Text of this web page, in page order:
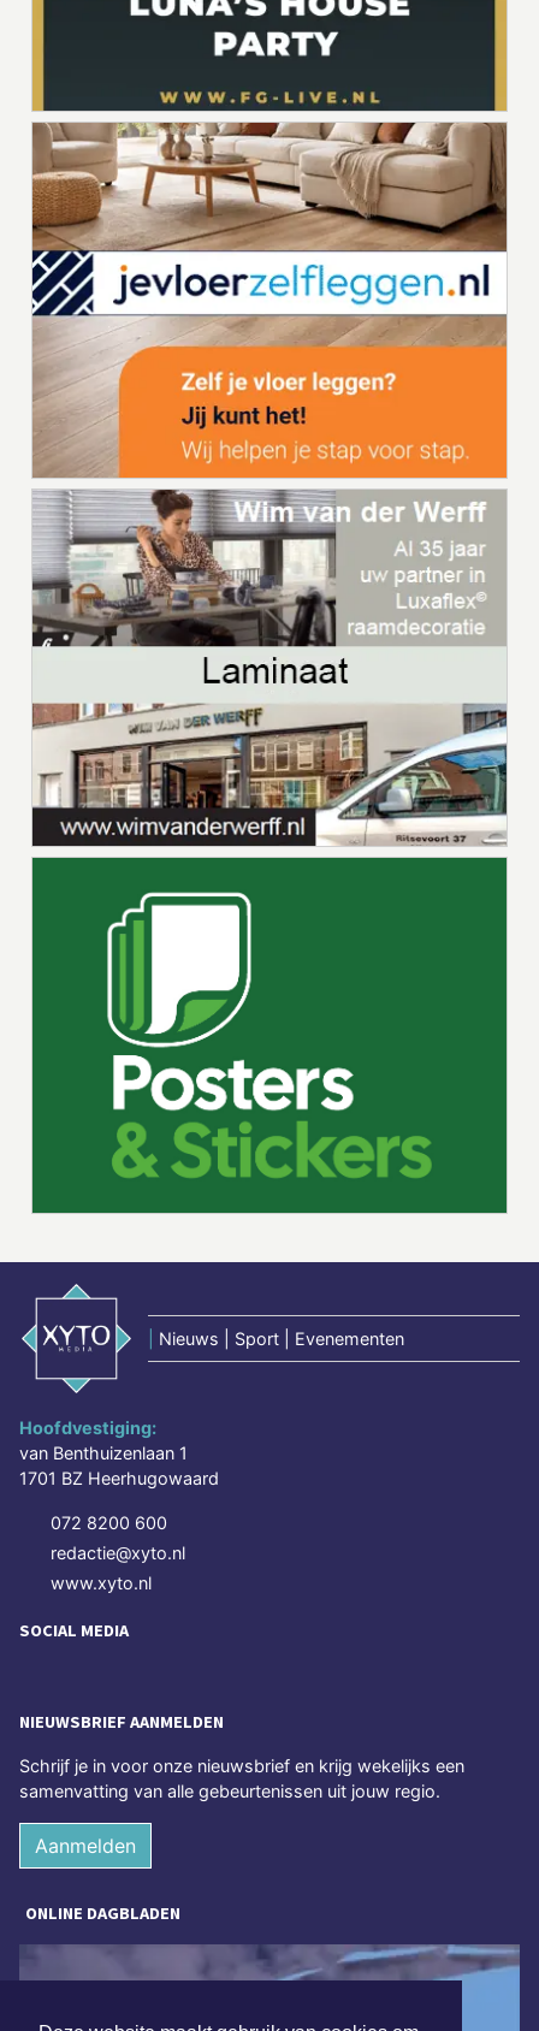
Nieuws | Sport | Evenementen
Hoofdvestiging:
van Benthuizenlaan 1
1701 BZ Heerhugowaard
072 8200 600
redactie@xyto.nl
www.xyto.nl
SOCIAL MEDIA
NIEUWSBRIEF AANMELDEN
Schrijf je in voor onze nieuwsbrief en krijg wekelijks een
samenvatting van alle gebeurtenissen uit jouw regio.
Aanmelden
ONLINE DAGBLADEN